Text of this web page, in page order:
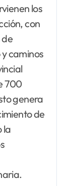
los
con
caminos
700
genera
de
la